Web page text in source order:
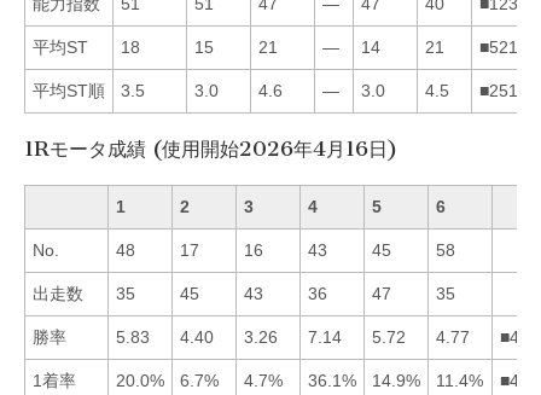
平均ST 18 15 21 — 14 21
平均ST順 3.5 3.0 4.6 — 3.0 4.5
1Rモータ成績 (使用開始2026年4月16日)
1 2 3 4 5 6
No. 48 17 16 43 45 58
出走数 35 45 43 36 47 35
勝率 5.83 4.40 3.26 7.14 5.72 4.77
1着率 20.0% 6.7% 4.7% 36.1% 14.9% 11.4%